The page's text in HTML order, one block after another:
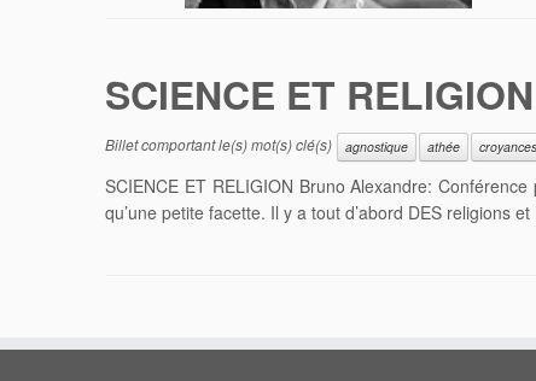
SCIENCE ET RELIGION
Billet comportant le(s) mot(s) clé(s) agnostique athée croyances
SCIENCE ET RELIGION Bruno Alexandre:
qu’une petite facette. Il y a tout d’abord DES religions